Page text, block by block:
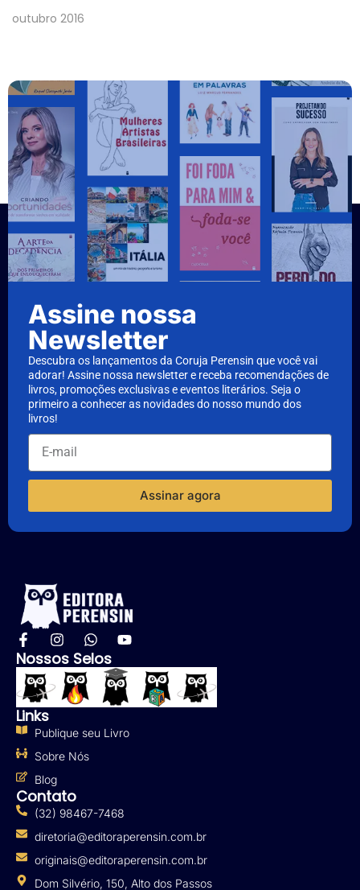
outubro 2016
Assine nossa
Newsletter
Descubra os lançamentos da Coruja Perensin que você vai
adorar! Assine nossa newsletter e receba recomendações de
livros, promoções exclusivas e eventos literários. Seja o
primeiro a conhecer as novidades do nosso mundo dos
livros!
Assinar agora
Nossos Selos
Links
Publique seu Livro
Sobre Nós
Blog
Contato
(32) 98467-7468
diretoria@editoraperensin.com.br
originais@editoraperensin.com.br
Dom Silvério, 150, Alto dos Passos